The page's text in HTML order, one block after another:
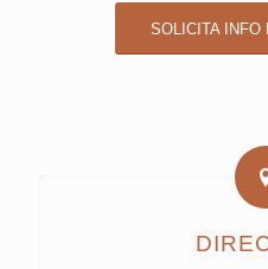
SOLICITA INFO